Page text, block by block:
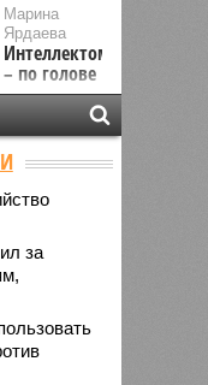
Марина
Ярдаева
Интеллектом
– по голове
за